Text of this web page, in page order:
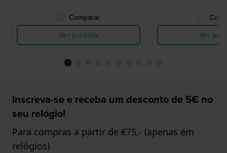
Comparar
Ver produto
Ver
Inscreva-se e receba um desconto de 5€ no
seu relógio!
Para compras a partir de €75,- (apenas em
relógios)